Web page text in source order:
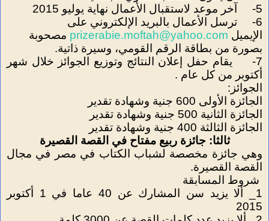
5- آخر موعد لاستقبال الأعمال نهاية يوليو 2015
6- ترسل الأعمال بالبريد الإلكتروني على
الإيميل prizerabie.moftah@yahoo.com مصحوبة
بصورة من بطاقة الرقم القومي، وسيرة ذاتية.
7- يقام حفل إعلان النتائج وتوزيع الجوائز خلال شهر
أكتوبر من كل عام .
الجوائز:
الجائزة الأولى 600 جنية وشهادة تقدير
الجائزة الثانية 500 جنية وشهادة تقدير
الجائزة الثالثة 400 جنية وشهادة تقدير
ثالثا: جائزة ربيع مفتاح في القصة القصيرة
وهي جائزة مخصصة لشباب الكتاب في مصر في مجال
القصة القصيرة.
شروط المسابقة
1_ ألا يزيد سن المشارك عن 40 عاما في 1 أكتوبر
2015